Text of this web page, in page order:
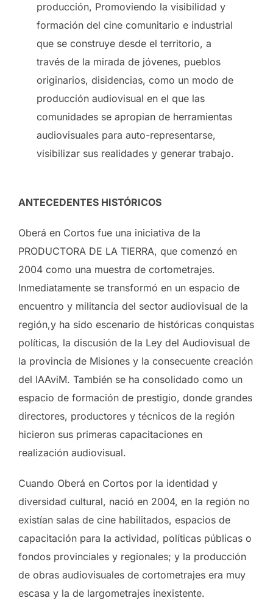
producción, Promoviendo la visibilidad y
formación del cine comunitario e industrial
que se construye desde el territorio, a
través de la mirada de jóvenes, pueblos
originarios, disidencias, como un modo de
producción audiovisual en el que las
comunidades se apropian de herramientas
audiovisuales para auto-representarse,
visibilizar sus realidades y generar trabajo.
ANTECEDENTES HISTÓRICOS
Oberá en Cortos fue una iniciativa de la
PRODUCTORA DE LA TIERRA, que comenzó en
2004 como una muestra de cortometrajes.
Inmediatamente se transformó en un espacio de
encuentro y militancia del sector audiovisual de la
región,y ha sido escenario de históricas conquistas
políticas, la discusión de la Ley del Audiovisual de
la provincia de Misiones y la consecuente creación
del IAAviM. También se ha consolidado como un
espacio de formación de prestigio, donde grandes
directores, productores y técnicos de la región
hicieron sus primeras capacitaciones en
realización audiovisual.
Cuando Oberá en Cortos por la identidad y
diversidad cultural, nació en 2004, en la región no
existían salas de cine habilitados, espacios de
capacitación para la actividad, políticas públicas o
fondos provinciales y regionales; y la producción
de obras audiovisuales de cortometrajes era muy
escasa y la de largometrajes inexistente.